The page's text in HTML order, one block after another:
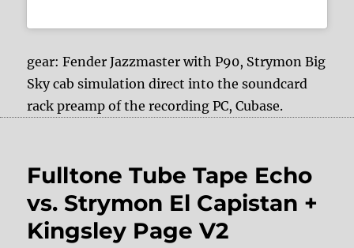
gear: Fender Jazzmaster with P90, Strymon Big
Sky cab simulation direct into the soundcard
rack preamp of the recording PC, Cubase.
Fulltone Tube Tape Echo
vs. Strymon El Capistan +
Kingsley Page V2